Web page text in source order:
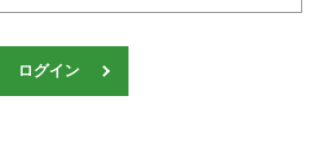
ログイン